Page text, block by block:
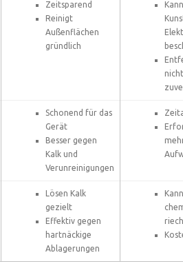
Zeitsparend
Reinigt
Außenflächen
gründlich
Kann
nicht
Schonend für das
Gerät
Besser gegen
Kalk und
Verunreinigungen
Lösen Kalk
gezielt
Effektiv gegen
hartnäckige
Ablagerungen
Kann